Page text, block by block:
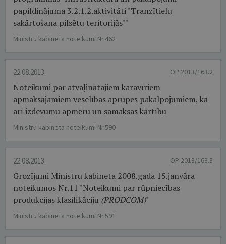
papildinājuma 3.2.1.2.aktivitāti "Tranzītielu
sakārtošana pilsētu teritorijās""
Ministru kabineta noteikumi Nr.462
22.08.2013. OP 2013/163.2
Noteikumi par atvaļinātajiem karavīriem
apmaksājamiem veselības aprūpes pakalpojumiem, kā
arī izdevumu apmēru un samaksas kārtību
Ministru kabineta noteikumi Nr.590
22.08.2013. OP 2013/163.3
Grozījumi Ministru kabineta 2008.gada 15.janvāra
noteikumos Nr.11 "Noteikumi par rūpniecības
produkcijas klasifikāciju (PRODCOM)"
Ministru kabineta noteikumi Nr.591